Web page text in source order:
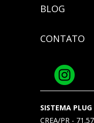
BLOG
CONTATO
SISTEMA
CREA/PR -